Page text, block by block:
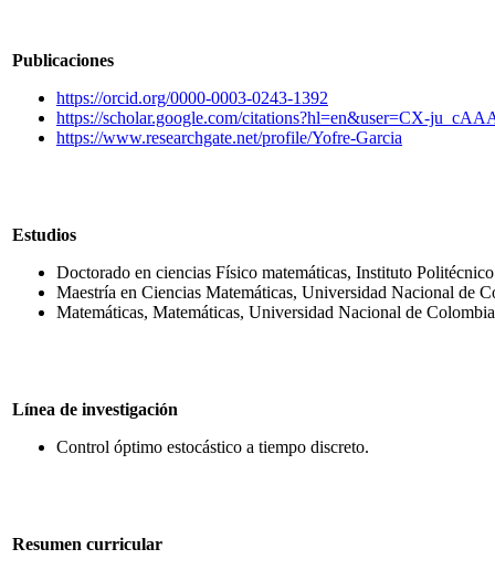
Publicaciones
https://orcid.org/0000-0003-0243-1392
https://scholar.google.com/citations?hl=en&user=CX-
https://www.researchgate.net/profile/Yofre-Garcia
Estudios
Doctorado en ciencias Físico matemáticas, Instituto
Maestría en Ciencias Matemáticas, Universidad Nacional de
Matemáticas, Matemáticas, Universidad Nacional de
Línea de investigación
Control óptimo estocástico a tiempo discreto.
Resumen curricular